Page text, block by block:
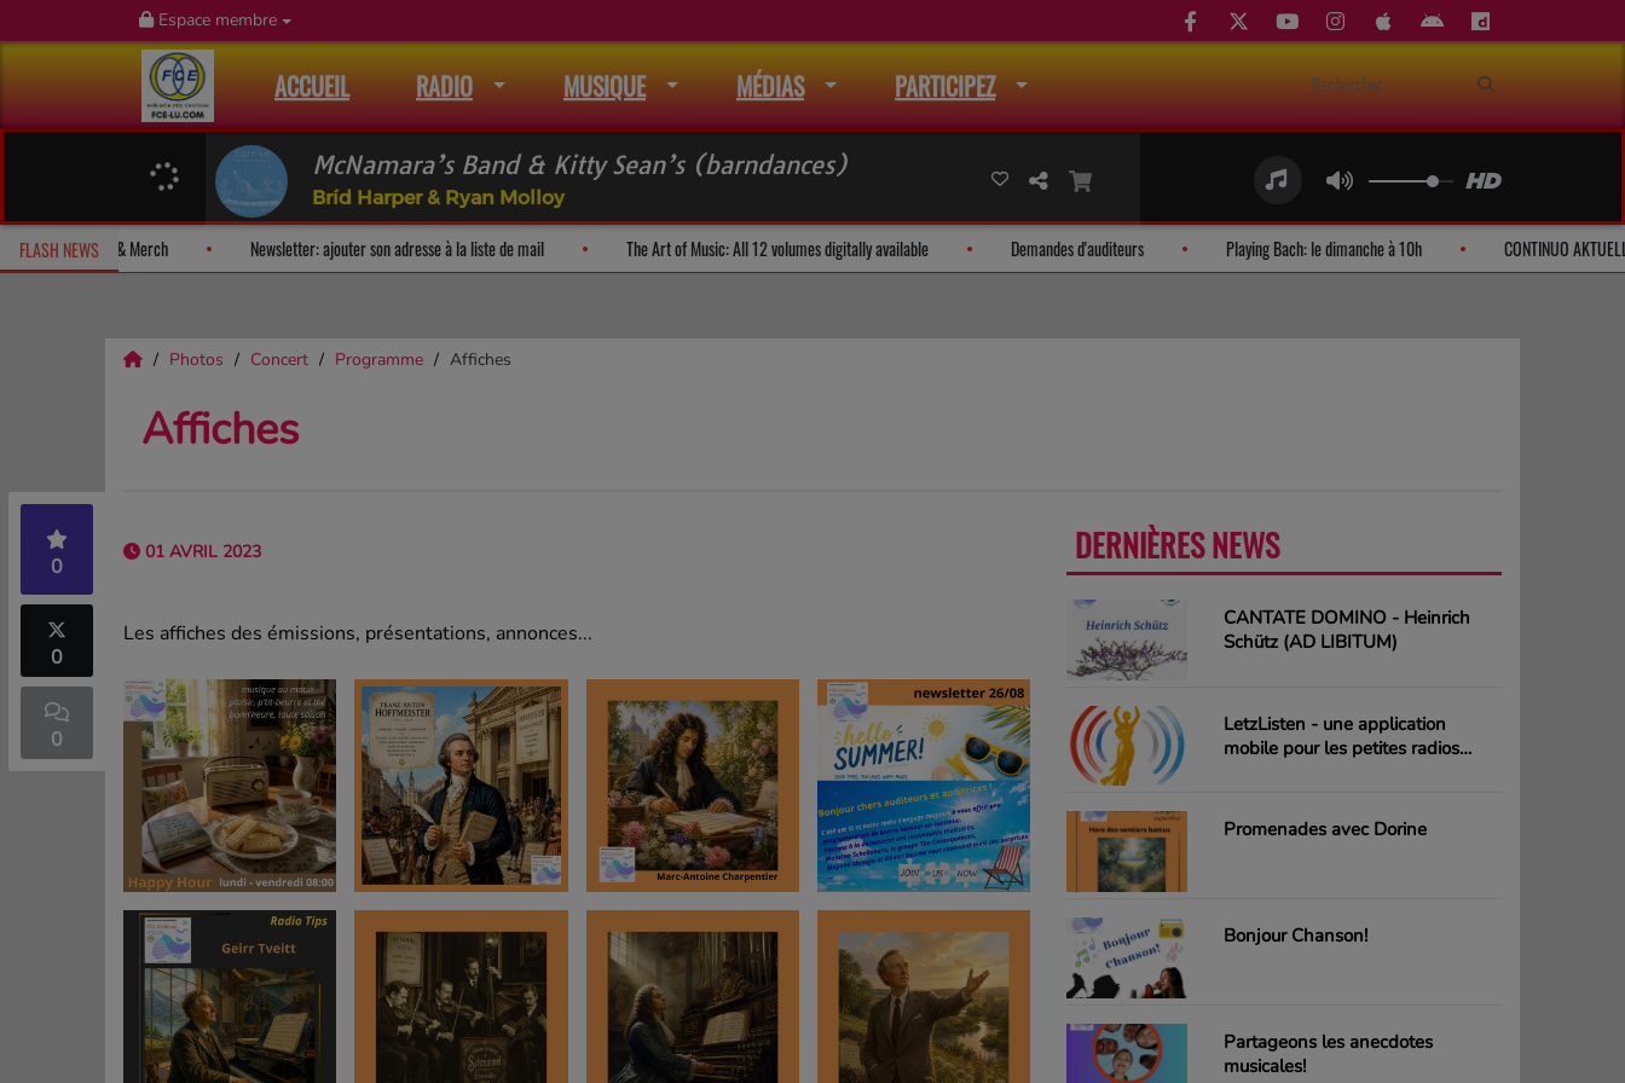
Espace membre
ACCUEIL RADIO MUSIQUE MÉDIAS PARTICIPEZ
McNamara’s Band & Kitty Sean’s (barndances)
Bríd Harper & Ryan Molloy
FLASH NEWS
surprise! Fan Releases & Merch Newsletter: ajouter son adresse à la liste de mail The Art of Music: All 12 volumes digitally available Demandes d'auditeurs Playing Bach: le dimanche à 10h
Photos Concert Programme Affiches
Affiches
0
0
0
01 AVRIL 2023
Les affiches des émissions, présentations, annonces...
DERNIÈRES NEWS
CANTATE DOMINO - Heinrich
Schütz (AD LIBITUM)
LetzListen - une application
mobile pour les petites radios
Promenades avec Dorine
Bonjour Chanson!
Partageons les anecdotes
musicales!